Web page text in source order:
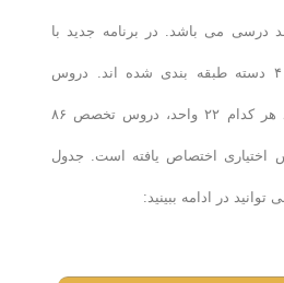
اقتصاد شامل ۱۴۰ واحد درسی می باشد. در برنامه جدید با
حذف گرایش ها دروس در ۴ دسته طبقه بندی شده اند. دروس
عمومی و دروس پایه اقتصاد هر کدام ۲۲ واحد، دروس تخصص ۸۶
جدول
در ادامه ببینید: